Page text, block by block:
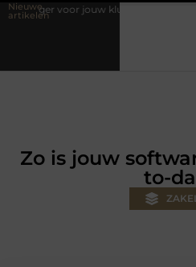
Nieuwe
artikelenAutolift of goederenlift kiezen
Zo is jouw
to-